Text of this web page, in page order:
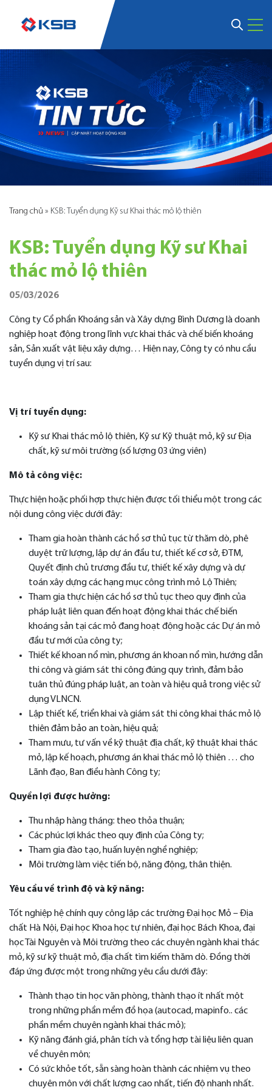
Trang chủ » KSB: Tuyển dụng Kỹ sư Khai thác mỏ lộ thiên
KSB: Tuyển dụng Kỹ sư Khai
thác mỏ lộ thiên
05/03/2026
Công ty Cổ phần Khoáng sản và Xây dựng Bình Dương là doanh
nghiệp hoạt động trong lĩnh vực khai thác và chế biến khoáng
sản, Sản xuất vật liệu xây dựng… Hiện nay, Công ty có nhu cầu
tuyển dụng vị trí sau:
Vị trí tuyển dụng:
Kỹ sư Khai thác mỏ lộ thiên, Kỹ sư Kỹ thuật mỏ, kỹ sư Địa
chất, kỹ sư môi trường (số lượng 03 ứng viên)
Mô tả công việc:
Thực hiện hoặc phối hợp thực hiện được tối thiểu một trong các
nội dung công việc dưới đây:
Tham gia hoàn thành các hồ sơ thủ tục từ thăm dò, phê
duyệt trữ lượng, lập dự án đầu tư, thiết kế cơ sở, ĐTM,
Quyết định chủ trương đầu tư, thiết kế xây dựng và dự
toán xây dựng các hạng mục công trình mỏ Lộ Thiên;
Tham gia thực hiện các hồ sơ thủ tục theo quy định của
pháp luật liên quan đến hoạt động khai thác chế biến
khoáng sản tại các mỏ đang hoạt động hoặc các Dự án mỏ
đầu tư mới của công ty;
Thiết kế khoan nổ mìn, phương án khoan nổ mìn, hướng dẫn
thi công và giám sát thi công đúng quy trình, đảm bảo
tuân thủ đúng pháp luật, an toàn và hiệu quả trong việc sử
dụng VLNCN.
Lập thiết kế, triển khai và giám sát thi công khai thác mỏ lộ
thiên đảm bảo an toàn, hiệu quả;
Tham mưu, tư vấn về kỹ thuật địa chất, kỹ thuật khai thác
mỏ, lập kế hoạch, phương án khai thác mỏ lộ thiên … cho
Lãnh đạo, Ban điều hành Công ty;
Quyền lợi được hưởng:
Thu nhập hàng tháng: theo thỏa thuận;
Các phúc lợi khác theo quy định của Công ty;
Tham gia đào tạo, huấn luyện nghề nghiệp;
Môi trường làm việc tiến bộ, năng động, thân thiện.
Yêu cầu về trình độ và kỹ năng:
Tốt nghiệp hệ chính quy công lập các trường Đại học Mỏ – Địa
chất Hà Nội, Đại học Khoa học tự nhiên, đại học Bách Khoa, đại
học Tài Nguyên và Môi trường theo các chuyên ngành khai thác
mỏ, kỹ sư kỹ thuật mỏ, địa chất tìm kiếm thăm dò. Đồng thời
đáp ứng được một trong những yêu cầu dưới đây:
Thành thạo tin học văn phòng, thành thạo ít nhất một
trong những phần mềm đồ họa (autocad, mapinfo.. các
phần mềm chuyên ngành khai thác mỏ);
Kỹ năng đánh giá, phân tích và tổng hợp tài liệu liên quan
về chuyên môn;
Có sức khỏe tốt, sẵn sàng hoàn thành các nhiệm vụ theo
chuyên môn với chất lượng cao nhất, tiến độ nhanh nhất.